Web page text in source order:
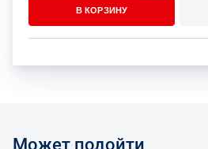
В КОРЗИНУ
Может подойти